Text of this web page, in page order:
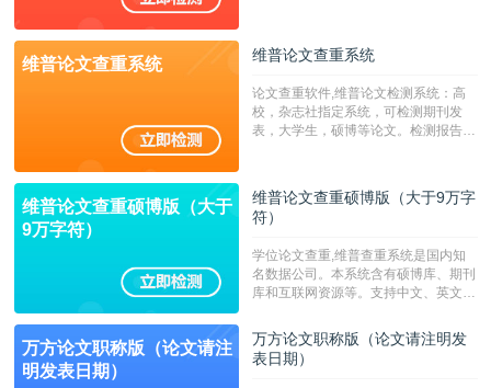
维普论文查重系统 维普论文查重系统
论文查重软件,维普论文检测系统：高
校，杂志社指定系统，可检测期刊发
表，大学生，硕博等论文。检测报告支
维普论文查重硕博版（大于
9万字符）
维普论文查重硕博版（大于9万字
符）
学位论文查重,维普查重系统是国内知
名数据公司。本系统含有硕博库、期刊
库和互联网资源等。支持中文、英文、
定院校！！！
万方论文职称版（论文请注
明发表日期）
万方论文职称版（论文请注明发
表日期）